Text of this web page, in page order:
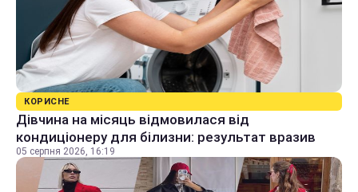
КОРИСНЕ
Дівчина на місяць відмовилася від
кондиціонеру для білизни: результат вразив
05 серпня 2026, 16:19